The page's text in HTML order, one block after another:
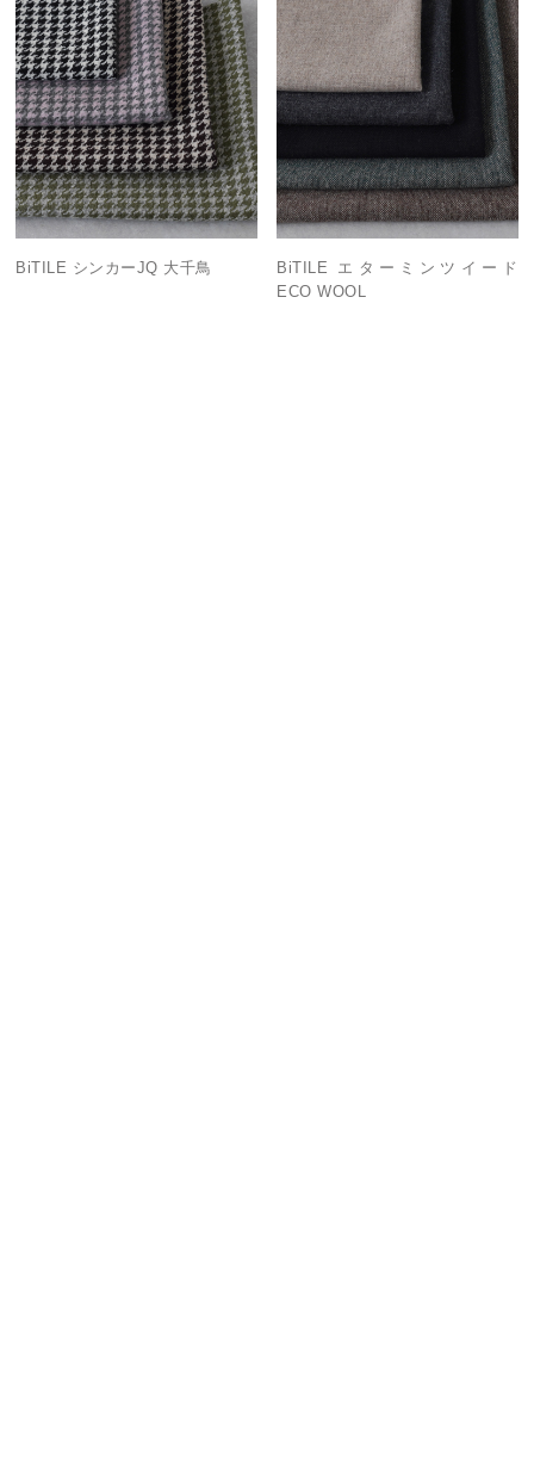
BiTILE シンカーJQ 大千鳥
BiTILE エターミンツイード
ECO WOOL